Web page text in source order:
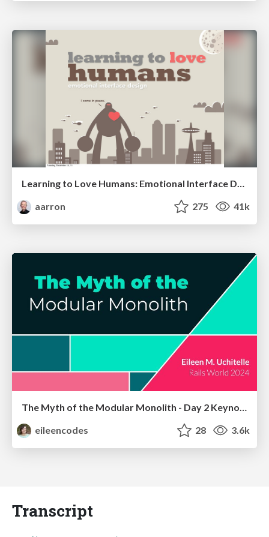
Learning to Love Humans: Emotional Interface Design
aarron
275 41k
eileencodes
28 3.6k
Transcript